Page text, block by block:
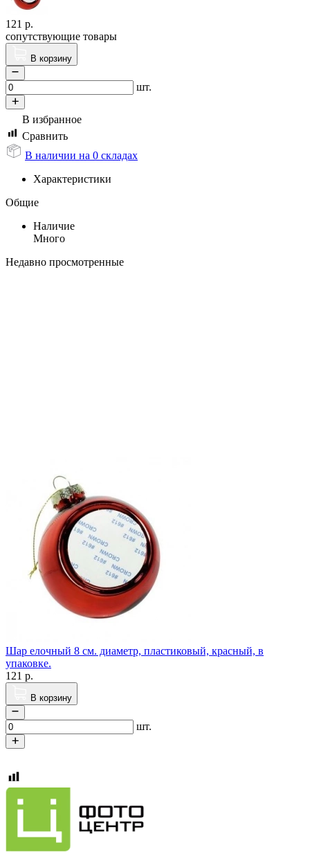
121 р.
сопутствующие товары
В корзину
шт.
В избранное
Сравнить
В наличии на 0 складах
Характеристики
Общие
Наличие
Много
Недавно просмотренные
Шар елочный 8 см. диаметр, пластиковый, красный, в
упаковке.
121 р.
В корзину
шт.